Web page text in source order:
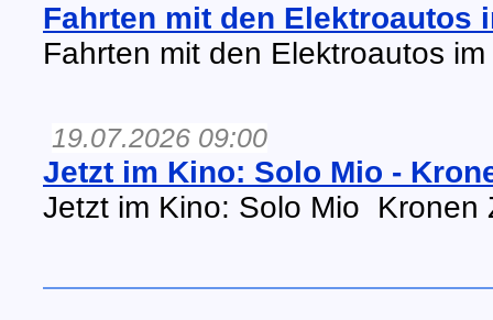
Fahrten mit den Elektroautos
Fahrten mit den Elektroautos
19.07.2026 09:00
Jetzt im Kino: Solo Mio -
Jetzt im Kino: Solo Mio Kronen